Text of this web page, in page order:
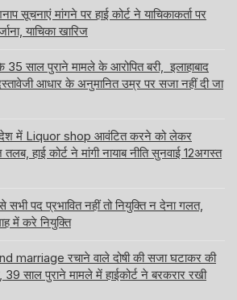
सूचनाएं मांगने पर हाई कोर्ट ने याचिकाकर्ता पर
याचिका खारिज
साल पुराने मामले के आरोपित बरी, इलाहाबाद
आधार के अनुमानित उम्र पर सजा नहीं दी जा
में Liquor shop आवंटित करने को लेकर
हाई कोर्ट ने मांगी नायाब नीति सुनवाई 12अगस्त
पद प्रभावित नहीं तो नियुक्ति न देना गलत,
में करे नियुक्ति
marriage रचाने वाले दोषी की सजा घटाकर की
साल पुराने मामले में हाईकोर्ट ने बरकरार रखी